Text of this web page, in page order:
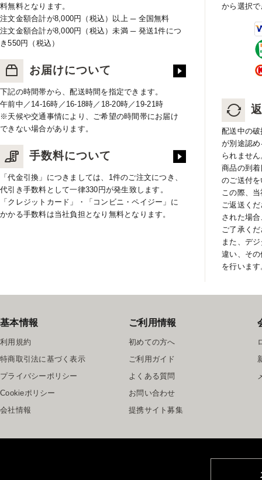
料無料となります。
注文金額合計が8,000円（税込）以上 ─ 全国無料
注文金額合計が8,000円（税込）未満 ─ 発送1件につ
き550円（税込）
お届けについて
下記の時間帯から、配送時間を指定できます。
午前中／14-16時／16-18時／18-20時／19-21時
※天候や交通事情により、ご希望の時間帯にお届け
できない場合があります。
手数料について
「代金引換」につきましては、1件のご注文につき、
代引き手数料として一律330円が発生致します。
「クレジットカード」・「コンビニ・ペイジー」に
かかる手数料は当社負担となり無料となります。
から選択
配送中の
が別途認
られません
商品の到
のご送付
この際、
ご返送く
された場
ご了承く
また、デ
違い、そ
を行います
基本情報
利用規約
特商取引法に基づく表示
プライバシーポリシー
Cookieポリシー
会社情報
ご利用情報
初めての方へ
ご利用ガイド
よくある質問
お問い合わせ
提携サイト募集